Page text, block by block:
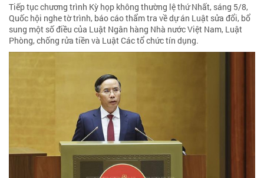
Tiếp tục chương trình Kỳ họp không thường lệ thứ Nhất, sáng 5/8,
Quốc hội nghe tờ trình, báo cáo thẩm tra về dự án Luật sửa đổi, bổ
sung một số điều của Luật Ngân hàng Nhà nước Việt Nam, Luật
Phòng, chống rửa tiền và Luật Các tổ chức tín dụng.